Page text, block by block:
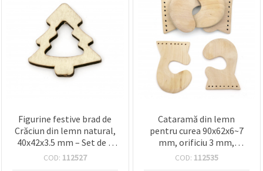
Figurine festive brad de
Crăciun din lemn natural,
40x42x3.5 mm – Set de 5
piese fermecătoare
COD: 112527
Cataramă din lemn
pentru curea 90x62x6~7
mm, orificiu 3 mm,
culoare lemn natural – 1
COD: 112535